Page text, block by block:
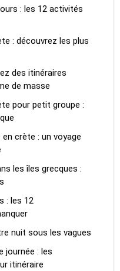
: les 12 activités
: découvrez les plus
des itinéraires
de masse
pour petit groupe :
crète : un voyage
les îles grecques :
: les 12
nuit sous les vagues
journée : les
itinéraire